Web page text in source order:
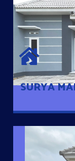
SURYA
Satu-
jutaan